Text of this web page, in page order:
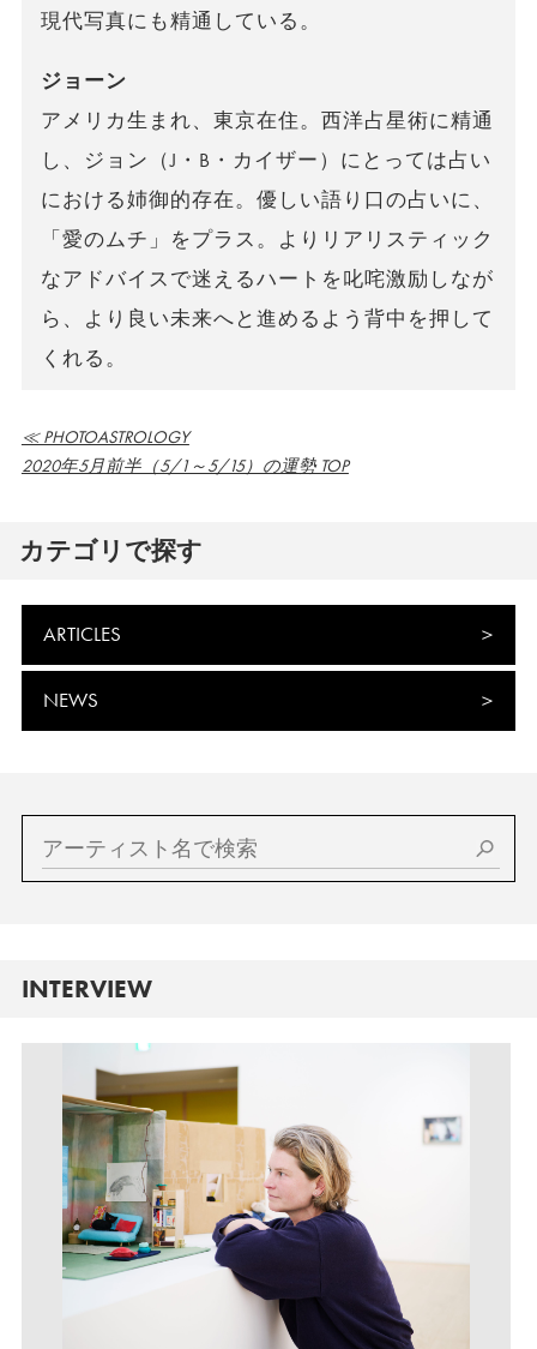
現代写真にも精通している。
ジョーン
アメリカ生まれ、東京在住。西洋占星術に精通
し、ジョン（J・B・カイザー）にとっては占い
における姉御的存在。優しい語り口の占いに、
「愛のムチ」をプラス。よりリアリスティック
なアドバイスで迷えるハートを叱咤激励しなが
ら、より良い未来へと進めるよう背中を押して
くれる。
≪ PHOTOASTROLOGY
2020年5月前半（5/1～5/15）の運勢 TOP
カテゴリで探す
ARTICLES
NEWS
INTERVIEW